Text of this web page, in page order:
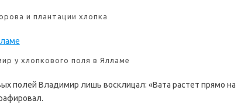
и плантации хлопка
у хлопкового поля в Ялламе
полей Владимир лишь восклицал: «Вата растет прямо на